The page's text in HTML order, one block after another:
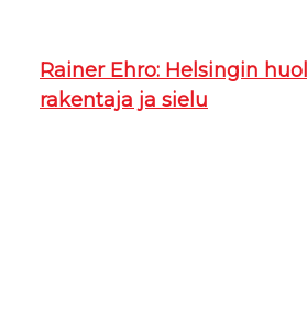
Rainer Ehro: Helsingin
rakentaja ja sielu